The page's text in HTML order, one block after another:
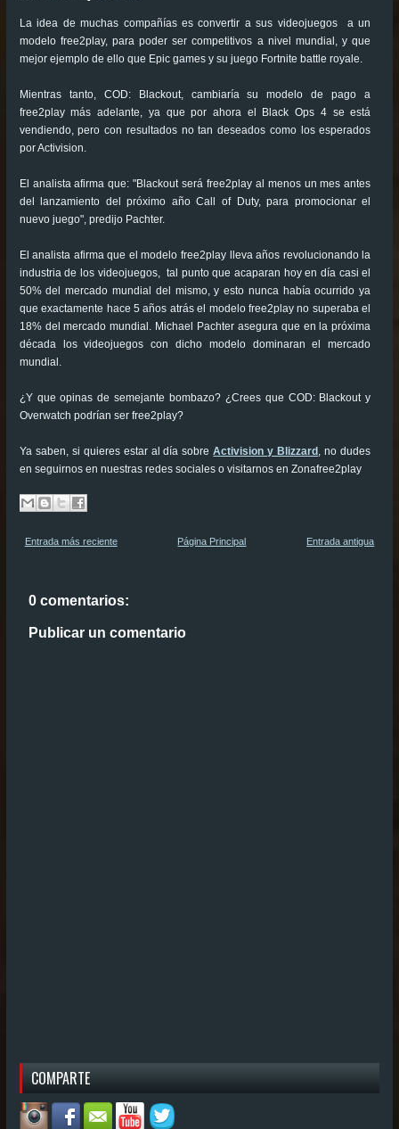
La idea de muchas compañías es convertir a sus videojuegos a un
modelo free2play, para poder ser competitivos a nivel mundial, y que
mejor ejemplo de ello que Epic games y su juego Fortnite battle royale.
Mientras tanto, COD: Blackout, cambiaría su modelo de pago a
free2play más adelante, ya que por ahora el Black Ops 4 se está
vendiendo, pero con resultados no tan deseados como los esperados
por Activision.
El analista afirma que: "Blackout será free2play al menos un mes antes
del lanzamiento del próximo año Call of Duty, para promocionar el
nuevo juego", predijo Pachter.
El analista afirma que el modelo free2play lleva años revolucionando la
industria de los videojuegos, tal punto que acaparan hoy en día casi el
50% del mercado mundial del mismo, y esto nunca había ocurrido ya
que exactamente hace 5 años atrás el modelo free2play no superaba el
18% del mercado mundial. Michael Pachter asegura que en la próxima
década los videojuegos con dicho modelo dominaran el mercado
mundial.
¿Y que opinas de semejante bombazo? ¿Crees que COD: Blackout y
Overwatch podrían ser free2play?
Ya saben, si quieres estar al día sobreActivision y Blizzard , no dudes
en seguirnos en nuestras redes sociales o visitarnos en Zonafree2play
Entrada más reciente Entrada antigua
Página Principal
0 comentarios:
Publicar un comentario
COMPARTE